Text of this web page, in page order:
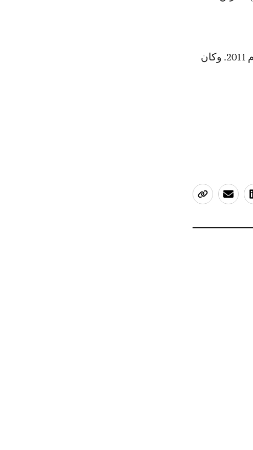
كما نال دي نيرو كذلك جائزة "Cecil B Demille" في الغولدن غلوب عام 2011. وكان